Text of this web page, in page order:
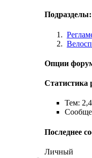
Подразделы:
Опции
Статистика
Тем:
Последнее
Личный